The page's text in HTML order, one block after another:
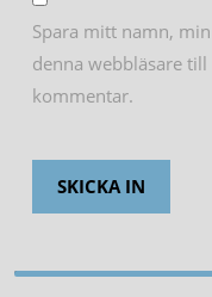
Spara mitt namn,
denna webbläsare
kommentar.